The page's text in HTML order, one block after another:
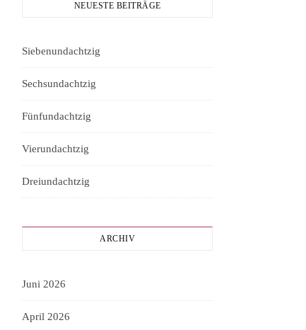
NEUESTE BEITRÄGE
Siebenundachtzig
Sechsundachtzig
Fünfundachtzig
Vierundachtzig
Dreiundachtzig
ARCHIV
Juni 2026
April 2026